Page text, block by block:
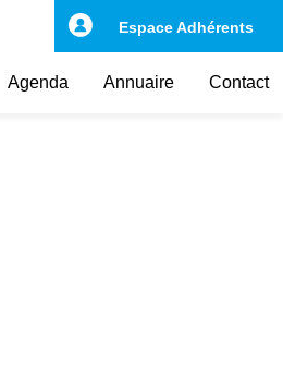
Agenda Annuaire Contact
Espace Adhérents